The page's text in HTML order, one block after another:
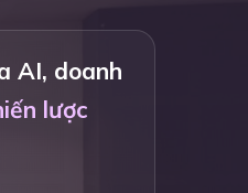
AI, doanh
lược